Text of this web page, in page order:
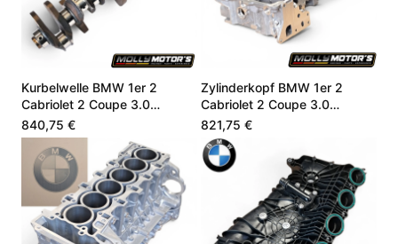
Kurbelwelle BMW 1er 2
Cabriolet 2 Coupe 3.0
11212163665
840,75 €
Zylinderkopf BMW 1er 2
Cabriolet 2 Coupe 3.0
7568270
821,75 €